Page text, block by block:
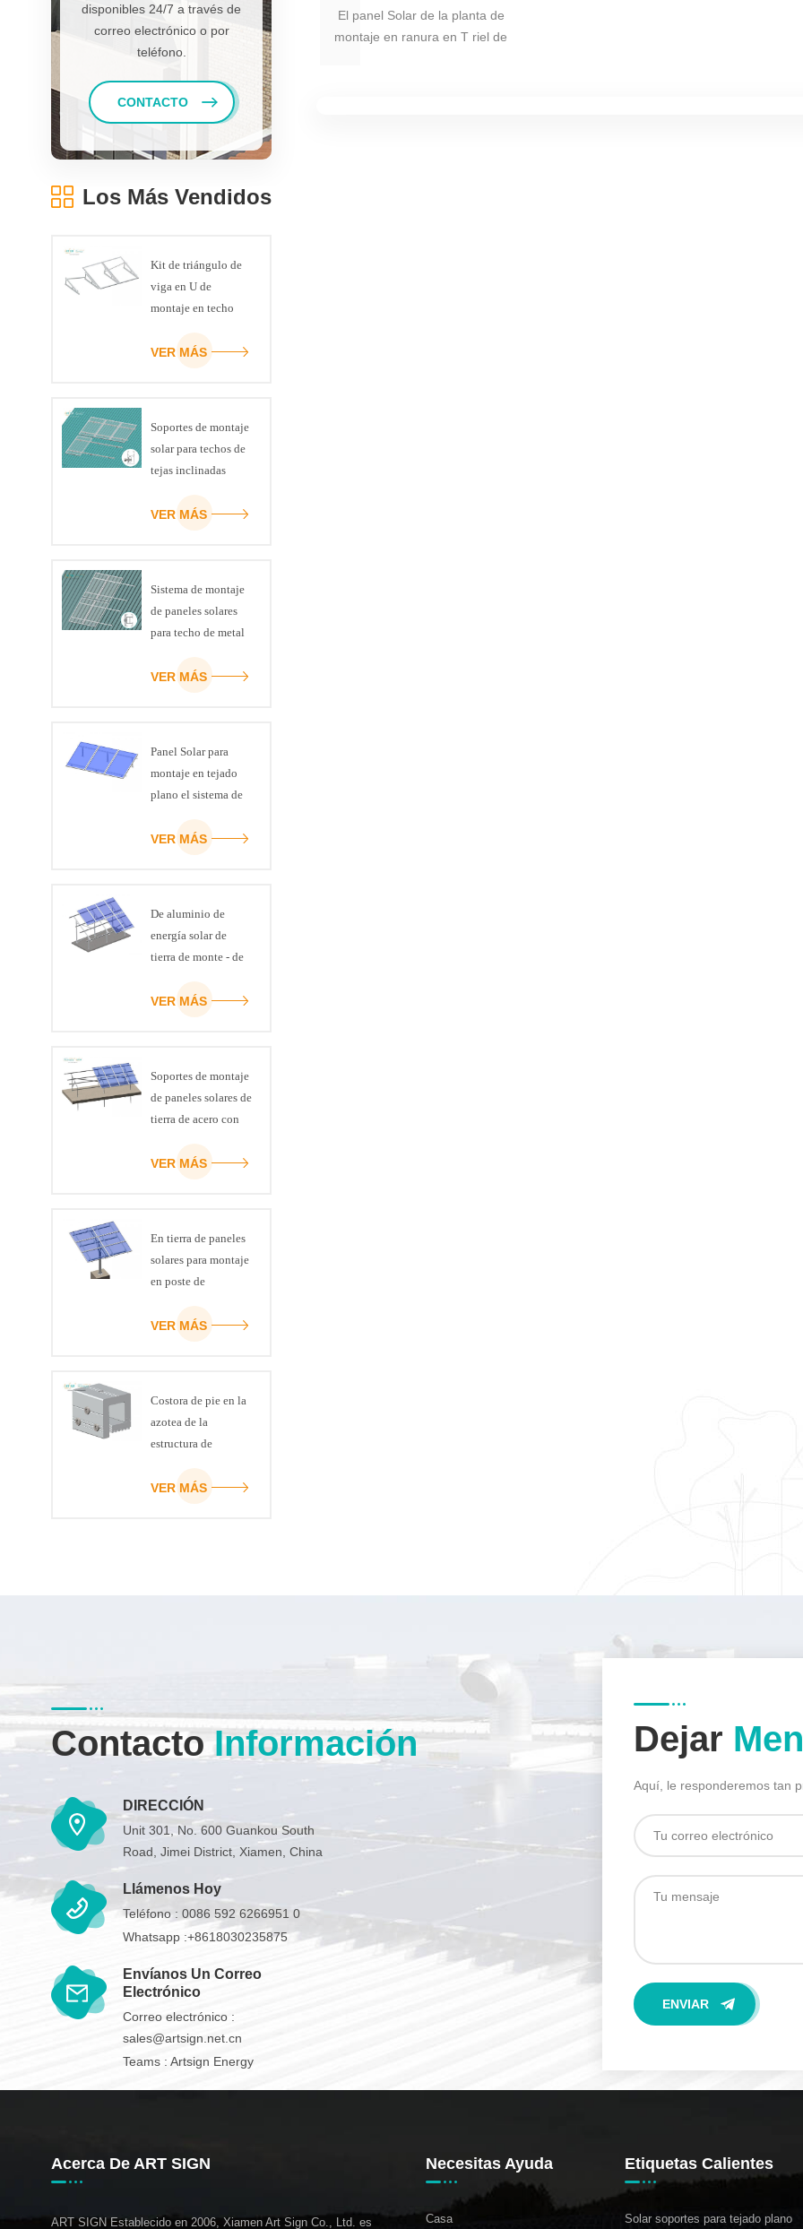
El panel Solar de la planta de
montaje en ranura en T riel de
disponibles 24/7 a través de
correo electrónico o por
teléfono.
CONTACTO
Los Más Vendidos
Kit de triángulo de
viga en U de
montaje en techo
fotovoltaico para
panel solar
VER MÁS
Soportes de montaje
solar para techos de
tejas inclinadas
VER MÁS
Sistema de montaje
de paneles solares
para techo de metal
VER MÁS
Panel Solar para
montaje en tejado
plano el sistema de
ajustable kit de
VER MÁS
De aluminio de
energía solar de
tierra de monte - de
viga
VER MÁS
Soportes de montaje
de paneles solares de
tierra de acero con
VER MÁS
En tierra de paneles
solares para montaje
en poste de
VER MÁS
Costora de pie en la
azotea de la
estructura de
solar
VER MÁS
ContactoInformación
DIRECCIÓN
Unit 301, No. 600 Guankou South
Road, Jimei District, Xiamen, China
Llámenos Hoy
Teléfono : 0086 592 6266951 0
Whatsapp :+8618030235875
Envíanos Un Correo
Electrónico
Correo electrónico :
sales@artsign.net.cn
Teams : Artsign Energy
Dejar
Aquí, le responderemos tan
Acerca De ART SIGN
ART SIGN Establecido en 2006, Xiamen Art Sign Co., Ltd. es
Necesitas Ayuda
Casa
Etiquetas Calientes
Solar soportes para tejado plano